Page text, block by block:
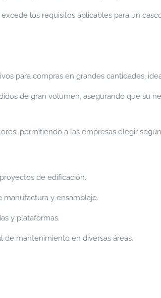
los requisitos aplicables para un
para compras en grandes cantidades,
de gran volumen, asegurando que su
permitiendo a las empresas elegir
de edificación.
manufactura y ensamblaje.
y plataformas.
de mantenimiento en diversas áreas.